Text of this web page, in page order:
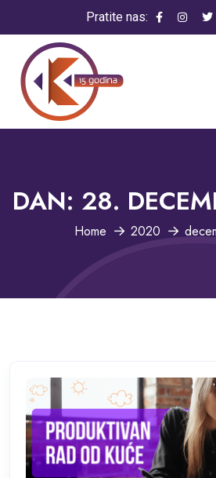
Pratite nas:
DAN: 28.
Home 2020